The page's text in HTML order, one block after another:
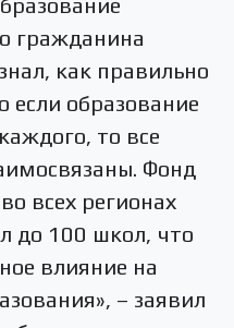
гражданина
как правильно
образование
то все
Фонд
всех регионах
до 100 школ, что
влияние на
– заявил